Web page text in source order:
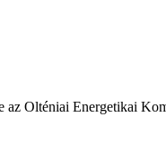
az Olténiai Energetikai